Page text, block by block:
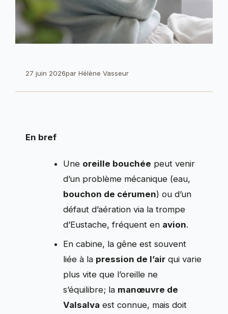
27 juin 2026par Hélène Vasseur
En bref
Une oreille bouchée peut venir
d’un problème mécanique (eau,
bouchon de cérumen) ou d’un
défaut d’aération via la trompe
d’Eustache, fréquent en avion.
En cabine, la gêne est souvent
liée à la pression de l’air qui varie
plus vite que l’oreille ne
s’équilibre; la manœuvre de
Valsalva est connue, mais doit